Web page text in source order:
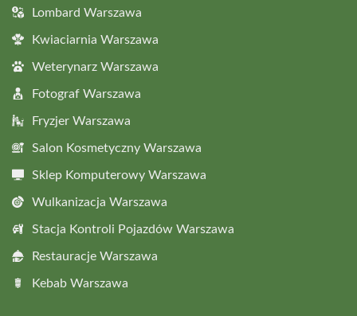
Lombard Warszawa
Kwiaciarnia Warszawa
Weterynarz Warszawa
Fotograf Warszawa
Fryzjer Warszawa
Salon Kosmetyczny Warszawa
Sklep Komputerowy Warszawa
Wulkanizacja Warszawa
Stacja Kontroli Pojazdów Warszawa
Restauracje Warszawa
Kebab Warszawa